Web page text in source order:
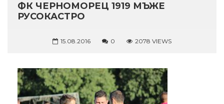
ФК ЧЕРНОМОРЕЦ 1919 МЪЖЕ
РУСОКАСТРО
15.08.2016 0 2078 VIEWS